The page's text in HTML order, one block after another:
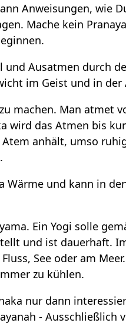
Anweisungen, wie
Mache kein
Ausatmen durch
im Geist und in der
machen. Man atmet
wird das Atmen bis
anhält, umso
Wärme und kann in
Ein Yogi solle
und ist dauerhaft.
See oder am
zu kühlen.
nur dann
- Ausschließlich